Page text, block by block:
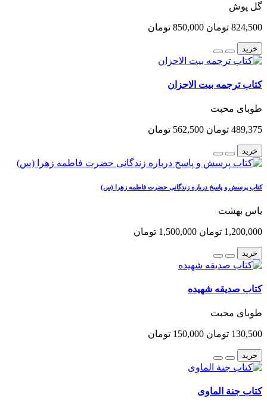
گل پوش
824,500 تومان 850,000 تومان
خرید
کتاب ترجمه بیت الاحزان
طوبای محبت
489,375 تومان 562,500 تومان
خرید
کتاب پرسش و پاسخ درباره زندگانی حضرت فاطمه زهرا (س)
یاس بهشت
1,200,000 تومان 1,500,000 تومان
خرید
کتاب صدیقه شهیده
طوبای محبت
130,500 تومان 150,000 تومان
خرید
کتاب جنة الماوی